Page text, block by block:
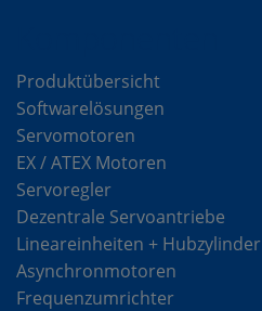
Produktübersicht
Softwarelösungen
Servomotoren
EX / ATEX Motoren
Servoregler
Dezentrale Servoantriebe
Lineareinheiten + Hubzylinder
Asynchronmotoren
Frequenzumrichter